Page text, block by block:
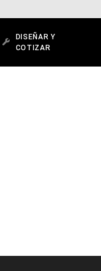
DISEÑAR Y
COTIZAR